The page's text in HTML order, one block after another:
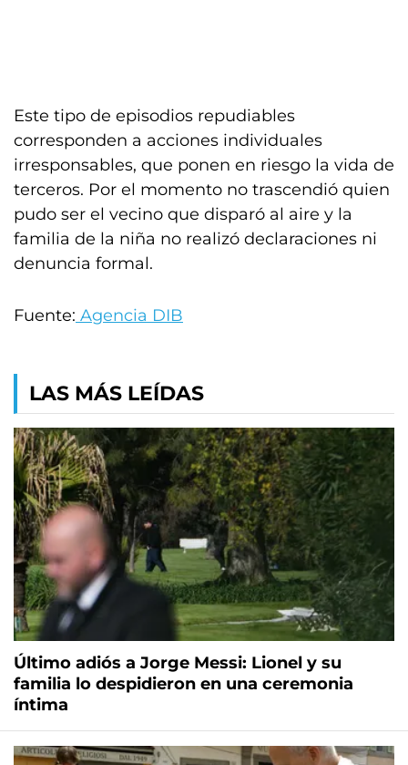
Este tipo de episodios repudiables
corresponden a acciones individuales
irresponsables, que ponen en riesgo la vida de
terceros. Por el momento no trascendió quien
pudo ser el vecino que disparó al aire y la
familia de la niña no realizó declaraciones ni
denuncia formal.
Fuente: Agencia DIB
LAS MÁS LEÍDAS
Último adiós a Jorge Messi: Lionel y su
familia lo despidieron en una ceremonia
íntima